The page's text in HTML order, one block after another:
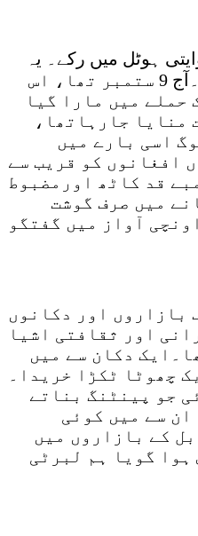
ہوٹل میں رکے۔ یہ
کابل کا ایک پرانا علاقہ تھا۔آج 9 ستمبر تھا، اس
حملے میں مارا گیا
منایا جارہاتھا،
اسی بارے میں
افغانوں کو قریب سے
قد کاٹھ اورمضبوط
میں صرف گوشت
آواز میں گفتگو
بازاروں اور دکانوں
اور ثقافتی اشیا
دکان سے میں
چھوٹا ٹکڑا خریدا۔
جو پینٹنگ بناتے
ان سے میں کوئی
کے بازاروں میں
ہوا گویا ہم لبرٹی